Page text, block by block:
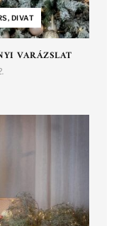
DIVAT
VARÁZSLAT